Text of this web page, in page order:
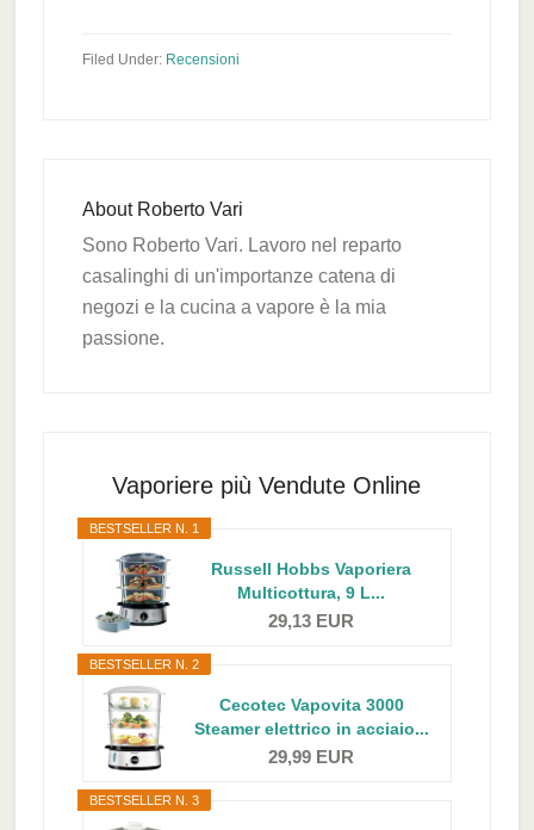
Filed Under: Recensioni
About Roberto Vari
Sono Roberto Vari. Lavoro nel reparto
casalinghi di un'importanze catena di
negozi e la cucina a vapore è la mia
passione.
SidebarVaporiere più Vendute Online
BESTSELLER N. 1
Russell Hobbs Vaporiera
Multicottura, 9 L...
29,13 EUR
BESTSELLER N. 2
Cecotec Vapovita 3000
Steamer elettrico in acciaio...
29,99 EUR
BESTSELLER N. 3